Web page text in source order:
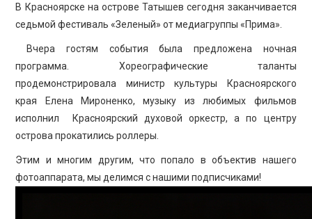
КУЛЬТУРА
ОБРАЗОВАНИЕ
ПРОСВЕЩЕНИЕ
В Красноярске на острове Татышев сегодня заканчивается
седьмой фестиваль «Зеленый» от медиагруппы «Прима».
Вчера гостям события была предложена ночная
программа. Хореографические таланты
продемонстрировала министр культуры Красноярского
края Елена Мироненко, музыку из любимых фильмов
исполнил Красноярский духовой оркестр, а по центру
острова прокатились роллеры.
Этим и многим другим, что попало в объектив нашего
фотоаппарата, мы делимся с нашими подписчиками!